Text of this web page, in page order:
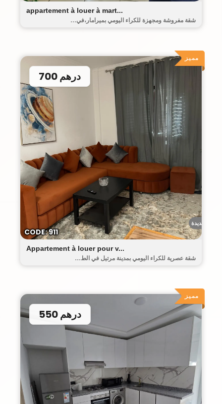
appartement à louer à mart...
شقة مفروشة ومجهزة للكراء اليومي بميرامار،في...
مميز
الجديدة
Appartement à louer pour v...
700 درهم
شقة عصرية للكراء اليومي بمدينة مرتيل في الط...
CODE: 911
مميز
550 درهم